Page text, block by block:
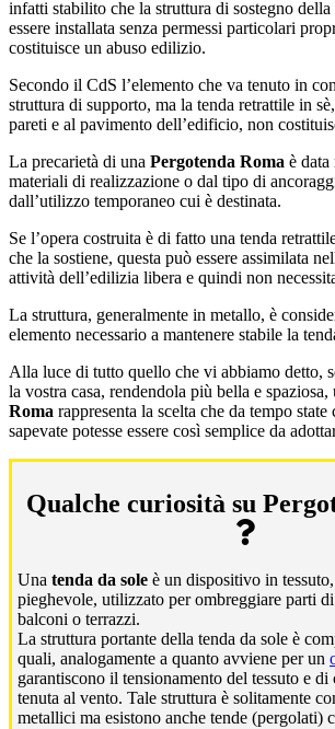
infatti stabilito che la struttura di sostegno
essere installata senza permessi particolari
costituisce un abuso edilizio.
Secondo il CdS l’elemento che va tenuto in
struttura di supporto, ma la tenda retrattile in
pareti e al pavimento dell’edificio, non
La precarietà di una Pergotenda Roma è data
materiali di realizzazione o dal tipo di
dall’utilizzo temporaneo cui è destinata.
Se l’opera costruita è di fatto una tenda
che la sostiene, questa può essere assimilata
attività dell’edilizia libera e quindi non
La struttura, generalmente in metallo, è
elemento necessario a mantenere stabile la
Alla luce di tutto quello che vi abbiamo detto,
la vostra casa, rendendola più bella e spaziosa,
Roma rappresenta la scelta che da tempo
sapevate potesse essere così semplice da
Qualche curiosità su
Una tenda da sole è un dispositivo in
pieghevole, utilizzato per ombreggiare parti
balconi o terrazzi.
La struttura portante della tenda da sole è
quali, analogamente a quanto avviene per un
garantiscono il tensionamento del tessuto e di
tenuta al vento. Tale struttura è solitamente
metallici ma esistono anche tende (pergolati)